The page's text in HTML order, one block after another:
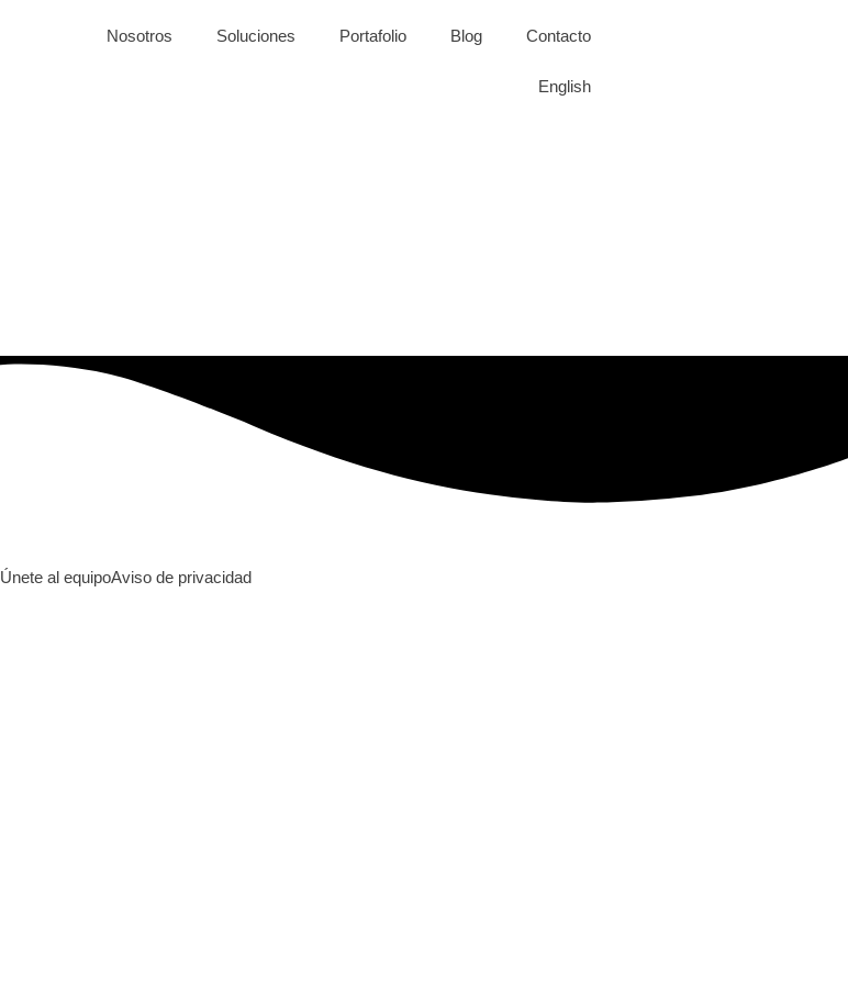
Nosotros Soluciones Portafolio Blog Contacto
English
Únete al equipoAviso de privacidad